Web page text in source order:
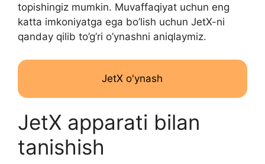
topishingiz mumkin. Muvaffaqiyat uchun eng
katta imkoniyatga ega bo’lish uchun JetX-ni
qanday qilib to’g’ri o’ynashni aniqlaymiz.
JetX o'ynash
JetX apparati bilan
tanishish